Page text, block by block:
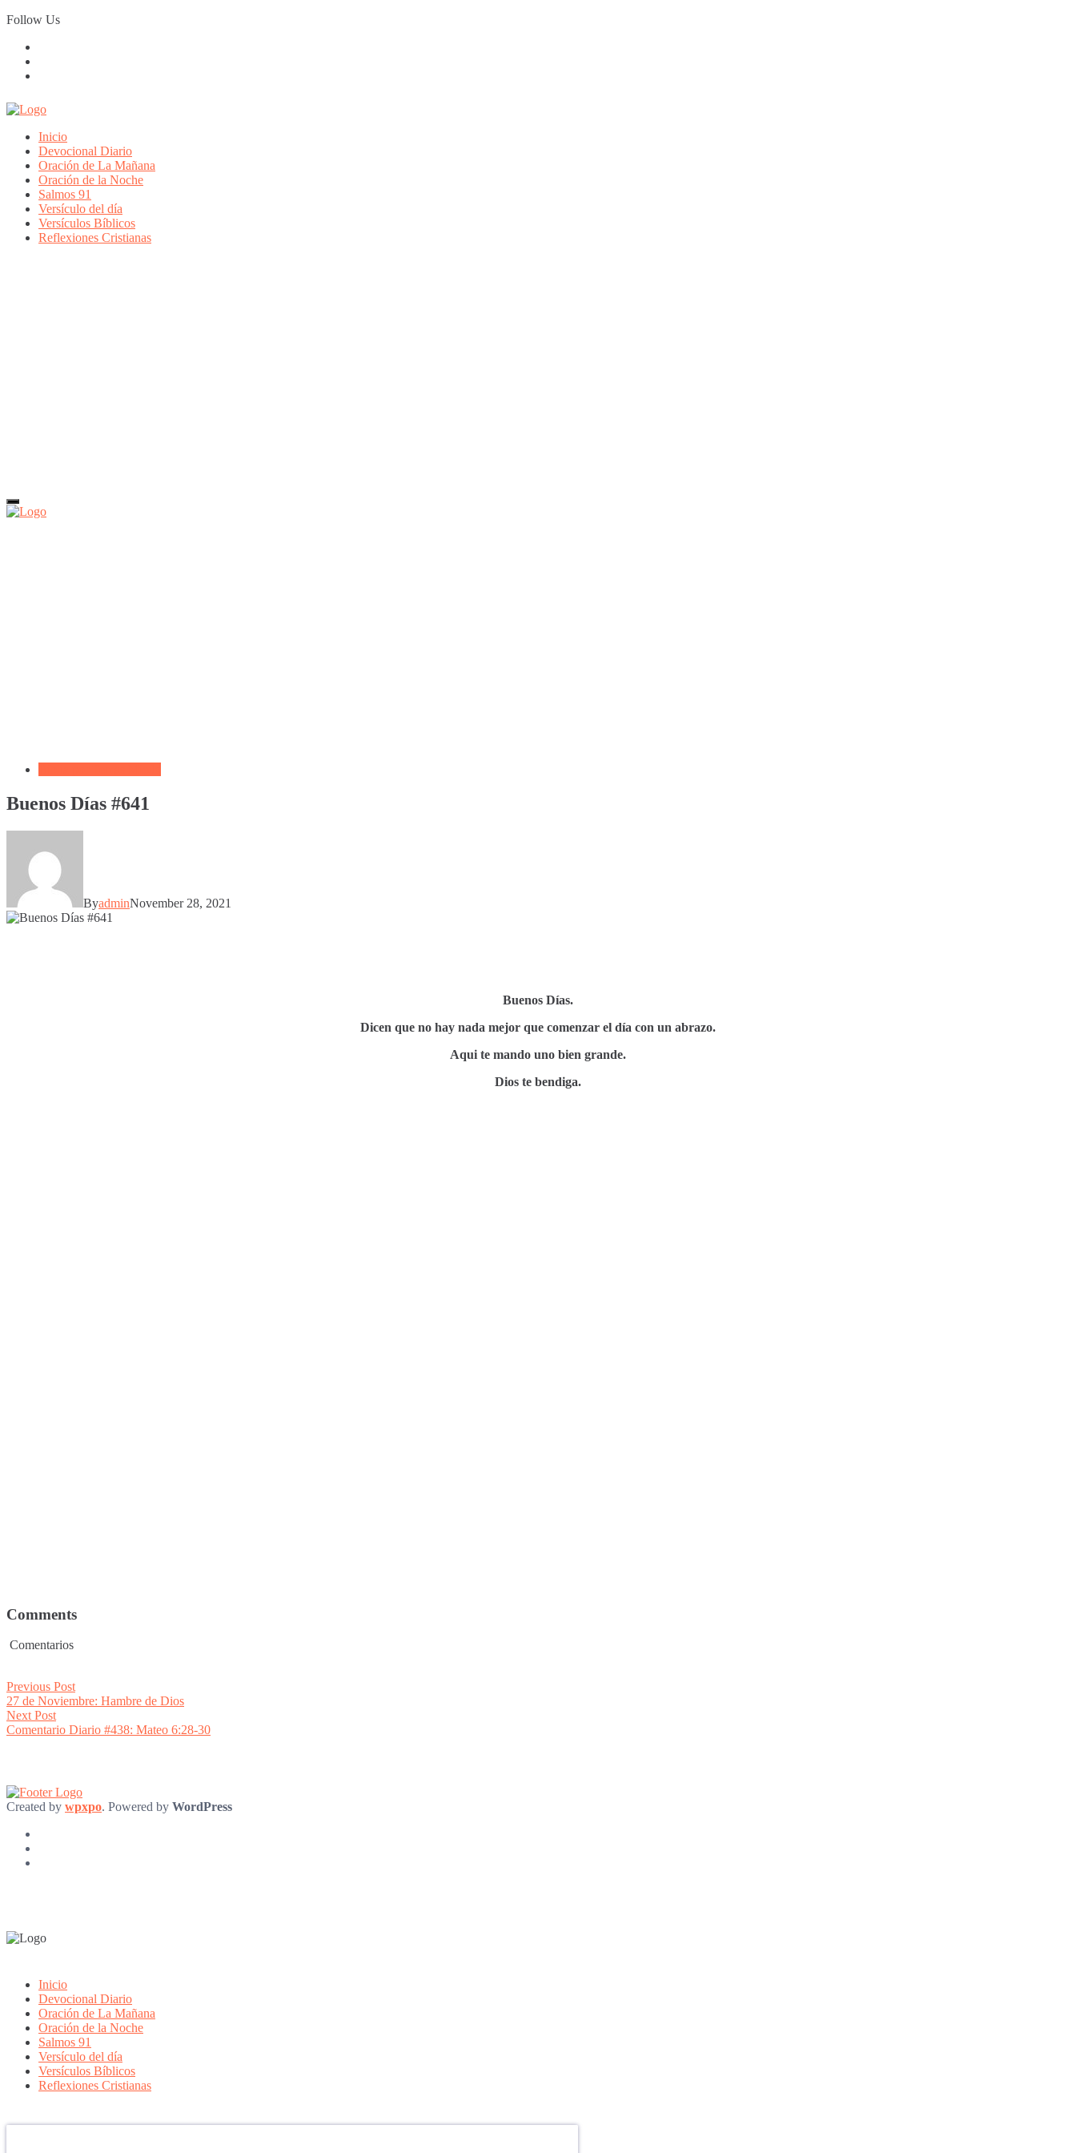
Skip
to
Follow Us
Inicio
Devocional Diario
Oración de La Mañana
Oración de la Noche
Salmos 91
Versículo del día
Versículos Bíblicos
Reflexiones Cristianas
Buenos Días #641
ByadminNovember 28, 2021
Buenos Días.
Dicen que no hay nada mejor que comenzar el día con un abrazo.
Aqui te mando uno bien grande.
Dios te bendiga.
Comments
Comentarios
Post
navigation
Previous PostPrevious
post:
27 de Noviembre: Hambre de Dios
Next PostNext
post:
Comentario Diario #438: Mateo 6:28-30
Created by wpxpo. Powered by WordPress
Inicio
Devocional Diario
Oración de La Mañana
Oración de la Noche
Salmos 91
Versículo del día
Versículos Bíblicos
Reflexiones Cristianas